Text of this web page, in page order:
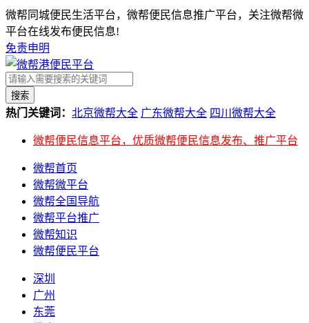
微帮同城便民生活平台，微帮便民信息推广平台，关注微帮微
平台在线发布便民信息!
免责申明
搜索
热门关键词： 北京微帮大全 广东微帮大全 四川微帮大全
微帮便民信息平台，优质微帮便民信息发布、推广平台
微帮首页
微帮微平台
微帮全国导航
微帮平台推广
微帮知识
微帮便民平台
深圳
广州
东莞